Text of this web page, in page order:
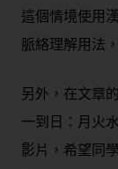
這個情境使用
脈絡理解用法
另外，在文章
一到日：月火
影片，希望同